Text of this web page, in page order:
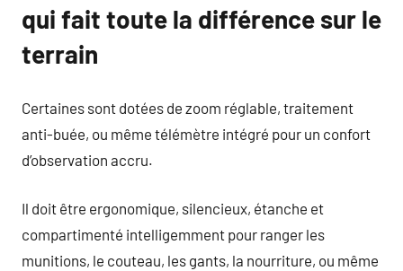
qui fait toute la différence sur le
terrain
Certaines sont dotées de zoom réglable, traitement
anti-buée, ou même télémètre intégré pour un confort
d’observation accru.
Il doit être ergonomique, silencieux, étanche et
compartimenté intelligemment pour ranger les
munitions, le couteau, les gants, la nourriture, ou même